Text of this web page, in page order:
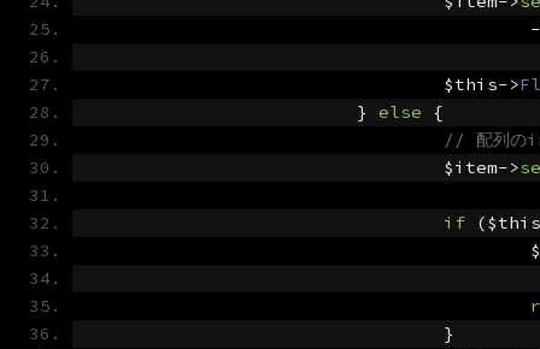
				$this
->
}
else
{
// 配列の
				$item
->
if ($this
}